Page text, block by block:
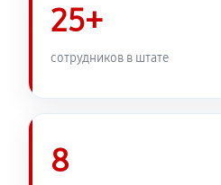
25+
сотрудников в штате
8